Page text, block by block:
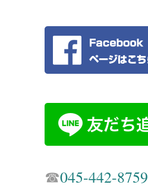
☎︎045-442-8759